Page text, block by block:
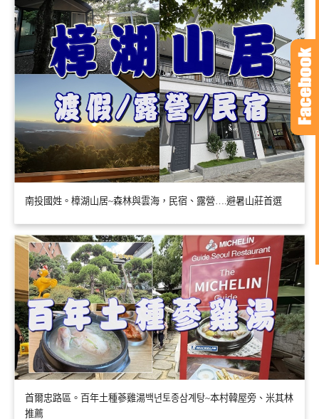
南投國姓。樟湖山居~森林與雲海，民宿、露營….避暑山莊首選
首爾忠路區。百年土種蔘雞湯백년토종삼계탕~本村韓屋旁、米其林
推薦